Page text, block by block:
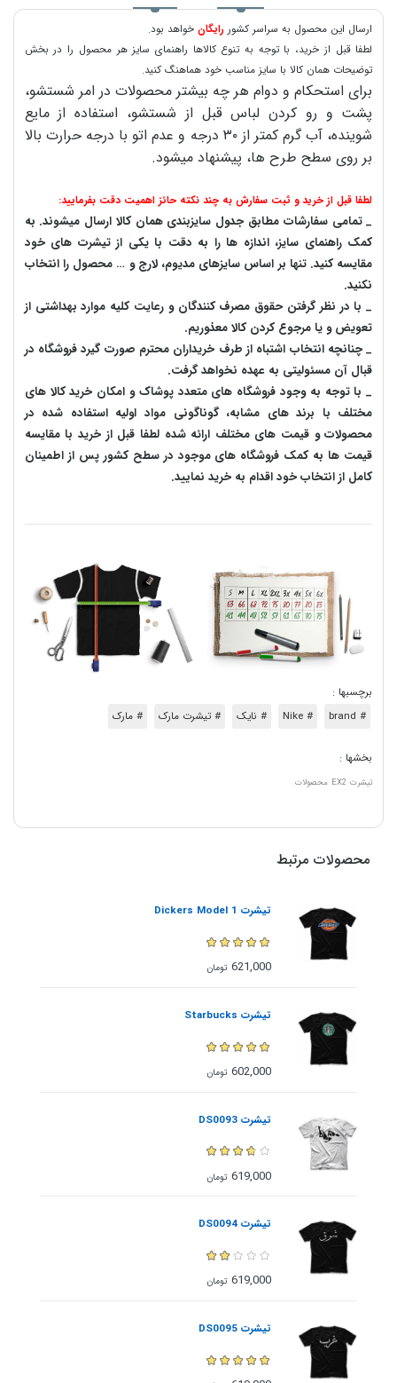
ارسال این محصول به سراسر کشور رایگانخواهد بود.
لطفا قبل از خرید، با توجه به تنوع کالاها راهنمای سایز هر محصول را در بخش
توضیحات همان کالا با سایز مناسب خود هماهنگ کنید.
برای استحکام و دوام هر چه بیشتر محصولات در امر شستشو،
پشت و رو کردن لباس قبل از شستشو، استفاده از مایع
شوینده، آب گرم کمتر از ۳۰ درجه و عدم اتو با درجه حرارت بالا
بر روی سطح طرح ها، پیشنهاد میشود.
لطفا قبل از خرید و ثبت سفارش به چند نکته حائز اهمیت دقت بفرمایید:
_ تمامی سفارشات مطابق جدول سایزبندی همان کالا ارسال میشوند. به
کمک راهنمای سایز، اندازه ها را به دقت با یکی از تیشرت های خود
مقایسه کنید. تنها بر اساس سایزهای مدیوم، لارج و … محصول را انتخاب
نکنید.
_ با در نظر گرفتن حقوق مصرف کنندگان و رعایت کلیه موارد بهداشتی از
تعویض و یا مرجوع کردن کالا معذوریم.
_ چنانچه انتخاب اشتباه از طرف خریداران محترم صورت گیرد فروشگاه در
قبال آن مسئولیتی به عهده نخواهد گرفت.
_ با توجه به‌ وجود فروشگاه های متعدد‌ پوشاک و امکان خرید کالا های
مختلف با برند های مشابه، گوناگونی مواد اولیه استفاده شده در
محصولات و قیمت های مختلف ارائه شده لطفا قبل از خرید با مقایسه
قیمت ها به کمک فروشگاه های موجود در سطح کشور پس از اطمینان
کامل از انتخاب خود اقدام به خرید نمایید.
برچسبها :
# brand
# Nike # نایک # تیشرت مارک # مارک
بخشها :
تیشرت EX2 محصولات
محصولات مرتبط
تیشرت Dickers Model 1
621,000 تومان
تیشرت Starbucks
602,000 تومان
تیشرت DS0093
619,000 تومان
تیشرت DS0094
619,000 تومان
تیشرت DS0095